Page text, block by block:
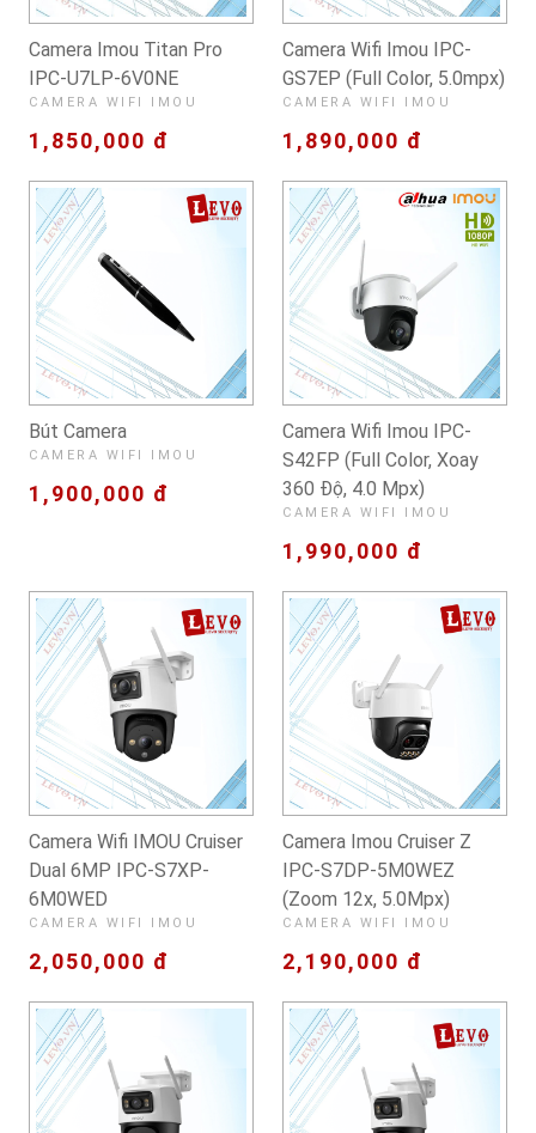
Camera Imou Titan Pro
IPC-U7LP-6V0NE
CAMERA WIFI IMOU
1,850,000 đ
Camera Wifi Imou IPC-
GS7EP (Full Color, 5.0mpx)
CAMERA WIFI IMOU
1,890,000 đ
Bút Camera
CAMERA WIFI IMOU
1,900,000 đ
Camera Wifi Imou IPC-
S42FP (Full Color, Xoay
360 Độ, 4.0 Mpx)
CAMERA WIFI IMOU
1,990,000 đ
Camera Wifi IMOU Cruiser
Dual 6MP IPC-S7XP-
6M0WED
CAMERA WIFI IMOU
2,050,000 đ
Camera Imou Cruiser Z
IPC-S7DP-5M0WEZ
(Zoom 12x, 5.0Mpx)
CAMERA WIFI IMOU
2,190,000 đ